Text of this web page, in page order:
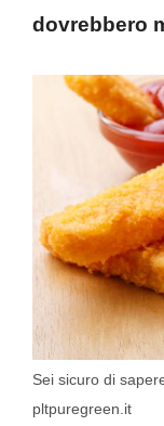
dovrebbero
Sei sicuro di
pltpuregreen.it